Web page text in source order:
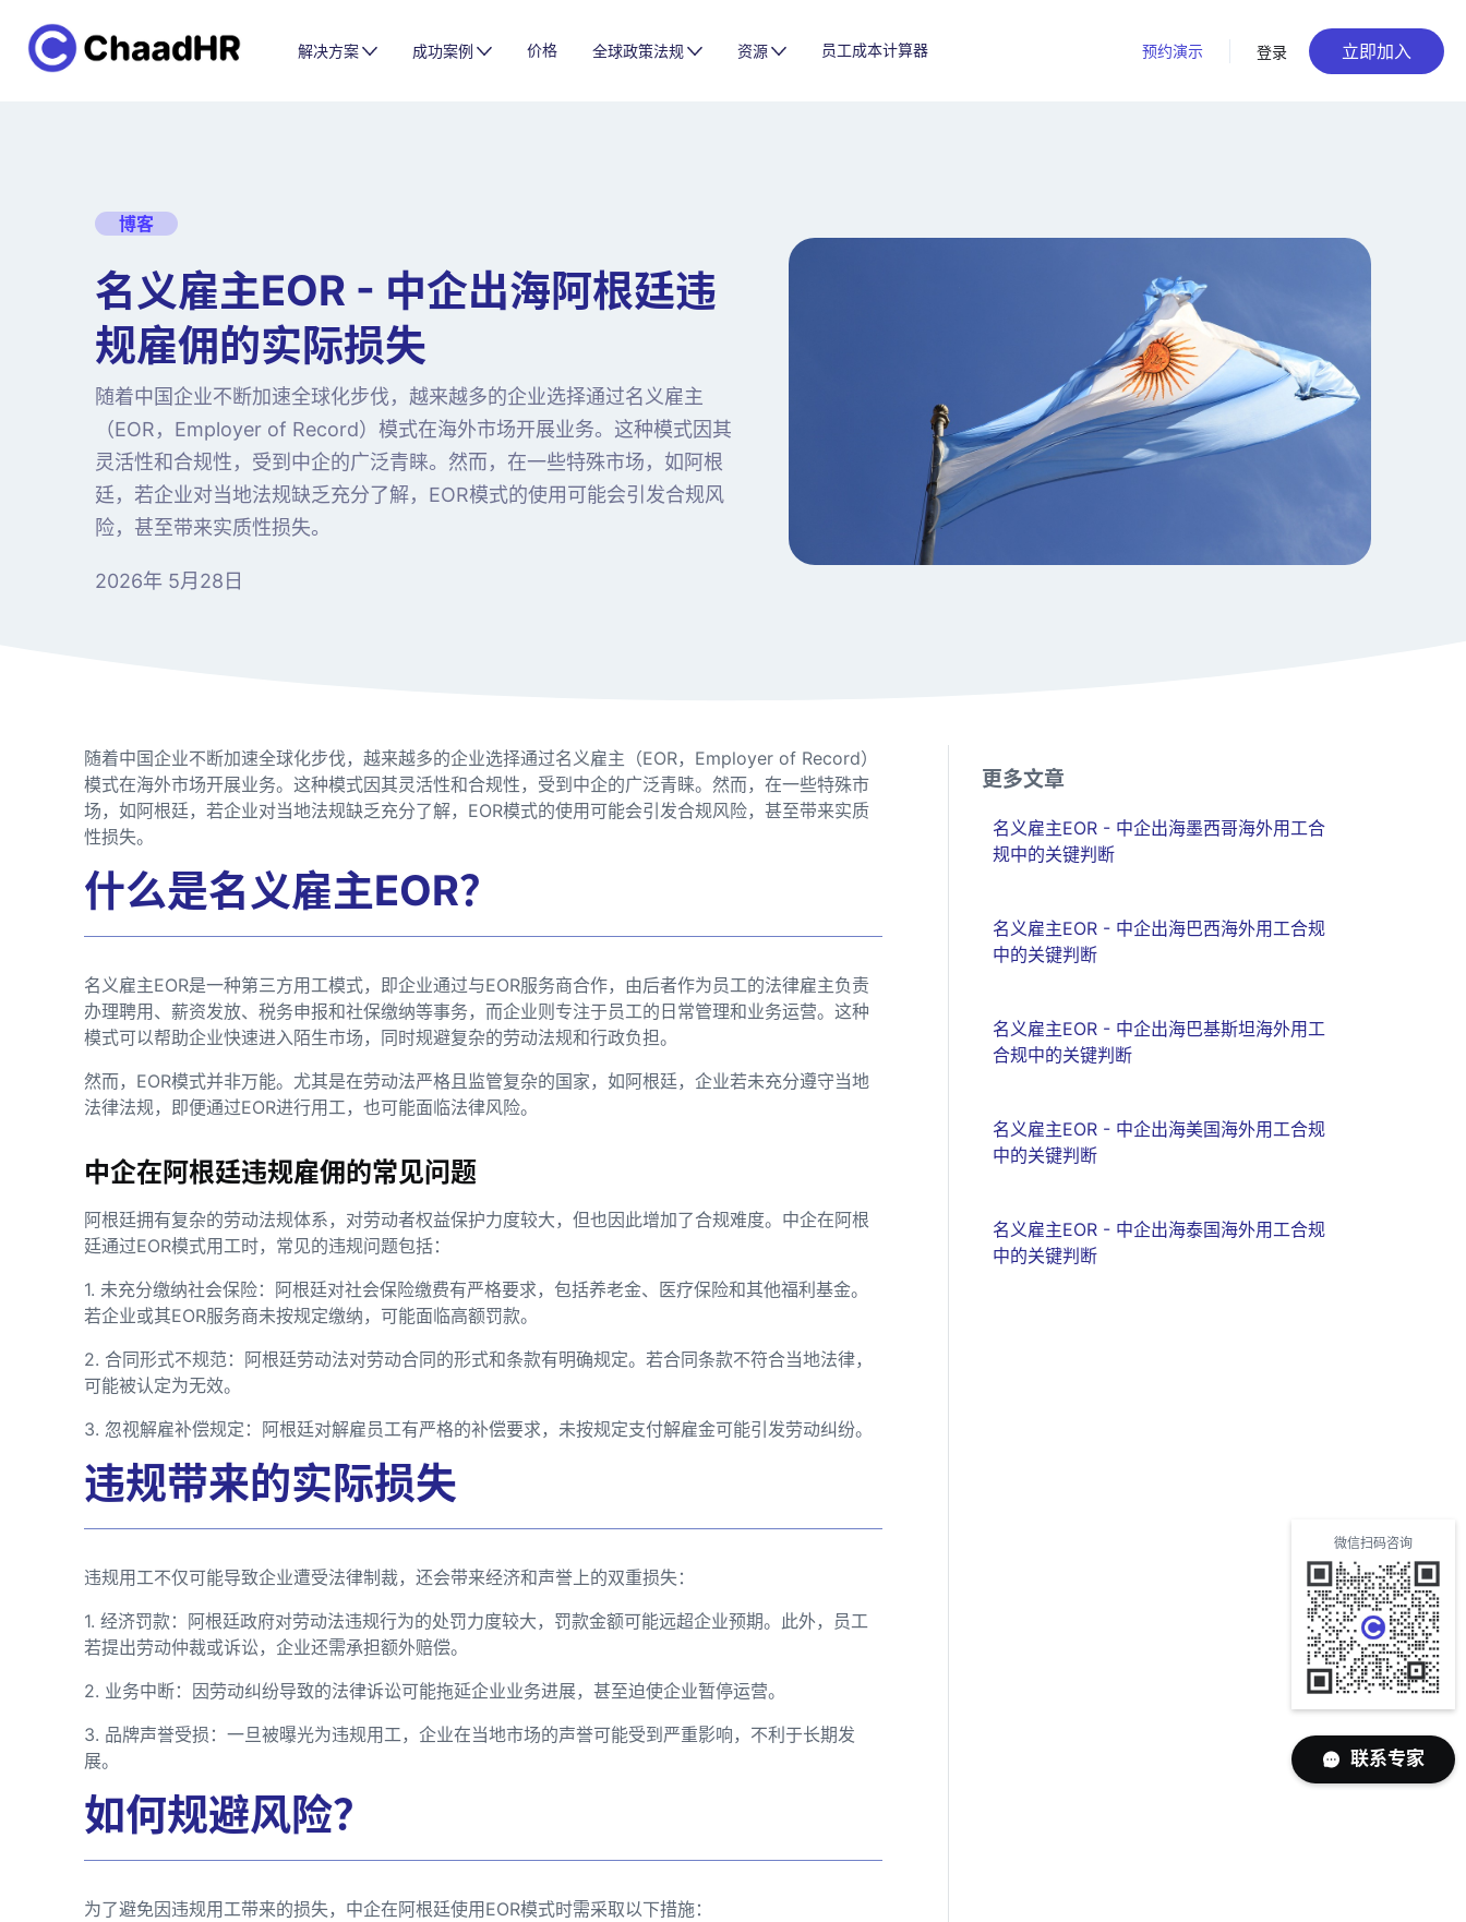
解决方案 成功案例 价格 全球政策法规 资源 员工成本计算器 预约演示 登录 立即加入
博客
名义雇主EOR - 中企出海阿根廷违
规雇佣的实际损失
随着中国企业不断加速全球化步伐，越来越多的企业选择通过名义雇主
（EOR，Employer of Record）模式在海外市场开展业务。这种模式因其
灵活性和合规性，受到中企的广泛青睐。然而，在一些特殊市场，如阿根
廷，若企业对当地法规缺乏充分了解，EOR模式的使用可能会引发合规风
险，甚至带来实质性损失。
2026年 5月28日
随着中国企业不断加速全球化步伐，越来越多的企业选择通过名义雇主（EOR，Employer of Record）
模式在海外市场开展业务。这种模式因其灵活性和合规性，受到中企的广泛青睐。然而，在一些特殊市
场，如阿根廷，若企业对当地法规缺乏充分了解，EOR模式的使用可能会引发合规风险，甚至带来实质
性损失。
什么是名义雇主EOR？
名义雇主EOR是一种第三方用工模式，即企业通过与EOR服务商合作，由后者作为员工的法律雇主负责
办理聘用、薪资发放、税务申报和社保缴纳等事务，而企业则专注于员工的日常管理和业务运营。这种
模式可以帮助企业快速进入陌生市场，同时规避复杂的劳动法规和行政负担。
然而，EOR模式并非万能。尤其是在劳动法严格且监管复杂的国家，如阿根廷，企业若未充分遵守当地
法律法规，即便通过EOR进行用工，也可能面临法律风险。
中企在阿根廷违规雇佣的常见问题
阿根廷拥有复杂的劳动法规体系，对劳动者权益保护力度较大，但也因此增加了合规难度。中企在阿根
廷通过EOR模式用工时，常见的违规问题包括：
1. 未充分缴纳社会保险：阿根廷对社会保险缴费有严格要求，包括养老金、医疗保险和其他福利基金。
若企业或其EOR服务商未按规定缴纳，可能面临高额罚款。
2. 合同形式不规范：阿根廷劳动法对劳动合同的形式和条款有明确规定。若合同条款不符合当地法律，
可能被认定为无效。
3. 忽视解雇补偿规定：阿根廷对解雇员工有严格的补偿要求，未按规定支付解雇金可能引发劳动纠纷。
违规带来的实际损失
违规用工不仅可能导致企业遭受法律制裁，还会带来经济和声誉上的双重损失：
1. 经济罚款：阿根廷政府对劳动法违规行为的处罚力度较大，罚款金额可能远超企业预期。此外，员工
若提出劳动仲裁或诉讼，企业还需承担额外赔偿。
2. 业务中断：因劳动纠纷导致的法律诉讼可能拖延企业业务进展，甚至迫使企业暂停运营。
3. 品牌声誉受损：一旦被曝光为违规用工，企业在当地市场的声誉可能受到严重影响，不利于长期发
展。
如何规避风险？
为了避免因违规用工带来的损失，中企在阿根廷使用EOR模式时需采取以下措施：
更多文章
名义雇主EOR - 中企出海墨西哥海外用工合
规中的关键判断
名义雇主EOR - 中企出海巴西海外用工合规
中的关键判断
名义雇主EOR - 中企出海巴基斯坦海外用工
合规中的关键判断
名义雇主EOR - 中企出海美国海外用工合规
中的关键判断
名义雇主EOR - 中企出海泰国海外用工合规
中的关键判断
微信扫码咨询
联系专家